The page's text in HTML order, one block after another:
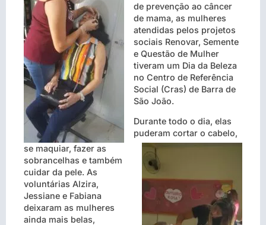
de prevenção ao câncer
de mama, as mulheres
atendidas pelos projetos
sociais Renovar, Semente
e Questão de Mulher
tiveram um Dia da Beleza
no Centro de Referência
Social (Cras) de Barra de
São João.
Durante todo o dia, elas
puderam cortar o cabelo,
se maquiar, fazer as
sobrancelhas e também
cuidar da pele. As
voluntárias Alzira,
Jessiane e Fabiana
deixaram as mulheres
ainda mais belas,